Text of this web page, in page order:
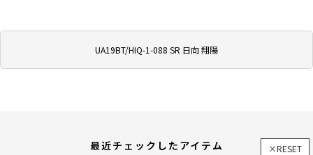
UA19BT/HIQ-1-088 SR 日向 翔陽
最近チェックしたアイテム ×RESET